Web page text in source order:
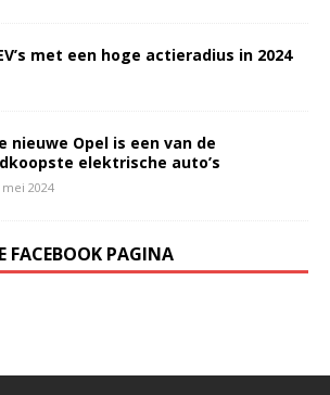
met een hoge actieradius in 2024
nieuwe Opel is een van de
elektrische auto’s
mei 2024
FACEBOOK PAGINA